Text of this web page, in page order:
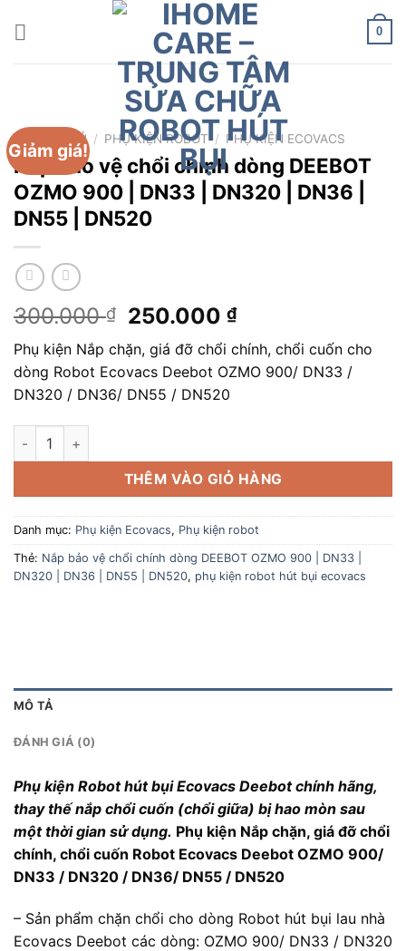
0
Giảm giá!
TRANG CHỦ / PHỤ KIỆN ROBOT / PHỤ KIỆN ECOVACS
Nắp bảo vệ chổi chính dòng DEEBOT
OZMO 900 | DN33 | DN320 | DN36 |
DN55 | DN520
300.000₫
Giá
gốc
là:
300.000 ₫.
250.000₫Giá
hiện
tại
là:
Phụ kiện Nắp chặn, giá đỡ chổi chính, chổi cuốn cho
dòng Robot Ecovacs Deebot OZMO 900/ DN33 /
DN320 / DN36/ DN55 / DN520
Nắp bảo vệ chổi chính dòng DEEBOT OZMO 900 | DN33 |
THÊM VÀO GIỎ HÀNG
Danh mục: Phụ kiện Ecovacs, Phụ kiện robot
Thẻ: Nắp bảo vệ chổi chính dòng DEEBOT OZMO 900 | DN33 |
DN320 | DN36 | DN55 | DN520, phụ kiện robot hút bụi ecovacs
MÔ TẢ
ĐÁNH GIÁ (0)
Phụ kiện Robot hút bụi Ecovacs Deebot chính hãng,
thay thế nắp chổi cuốn (chổi giữa) bị hao mòn sau
một thời gian sử dụng. Phụ kiện Nắp chặn, giá đỡ chổi
chính, chổi cuốn Robot Ecovacs Deebot OZMO 900/
DN33 / DN320 / DN36/ DN55 / DN520
– Sản phẩm chặn chổi cho dòng Robot hút bụi lau nhà
Ecovacs Deebot các dòng: OZMO 900/ DN33 / DN320